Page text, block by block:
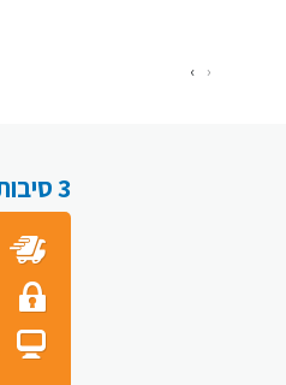
‹
›
3 סיבות למה לעבור לפעמית אונליין: